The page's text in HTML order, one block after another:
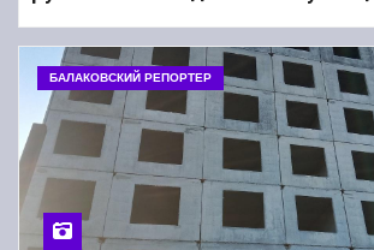
БАЛАКОВСКИЙ РЕПОРТЕР